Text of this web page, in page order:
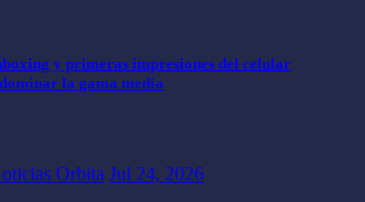
y primeras impresiones del celular
la gama media
Orbita Jul 24, 2026